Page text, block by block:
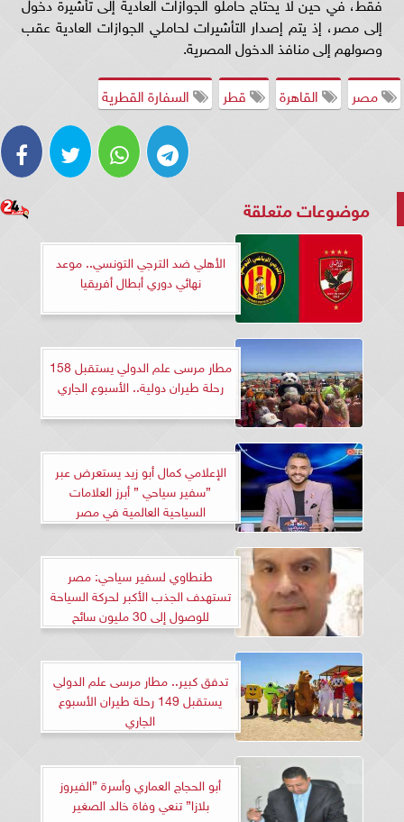
إلى مصر، إذ يتم إصدار التأشيرات لحاملي الجوازات العادية عقب
وصولهم إلى منافذ الدخول المصرية.
مصر
القاهرة قطر السفارة القطرية
موضوعات متعلقة
الأهلي ضد الترجي التونسي.. موعد
نهائي دوري أبطال أفريقيا
مطار مرسى علم الدولي يستقبل 158
رحلة طيران دولية.. الأسبوع الجاري
الإعلامي كمال أبو زيد يستعرض عبر
”سفير سياحي ” أبرز العلامات
السياحية العالمية في مصر
طنطاوي لسفير سياحي: مصر
تستهدف الجذب الأكبر لحركة السياحة
للوصول إلى 30 مليون سائح
تدفق كبير.. مطار مرسى علم الدولي
يستقبل 149 رحلة طيران الأسبوع
الجاري
أبو الحجاج العماري وأسرة ”الفيروز
بلازا” تنعي وفاة خالد الصغير